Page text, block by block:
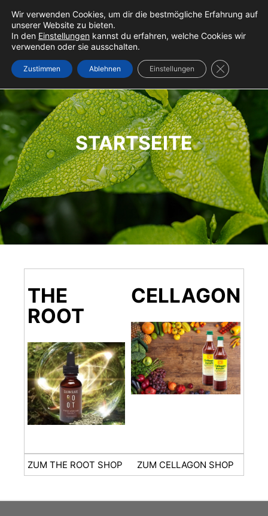
naturpeter
SuchenHauptmenü
STARTSEITE
THE
ROOT
CELLAGON
ZUM THE ROOT SHOP ZUM CELLAGON SHOP
Wir verwenden Cookies, um dir die bestmögliche Erfahrung auf
unserer Website zu bieten.
In den Einstellungen kannst du erfahren, welche Cookies wir
verwenden oder sie ausschalten.
Zustimmen Ablehnen Einstellungen GDPR